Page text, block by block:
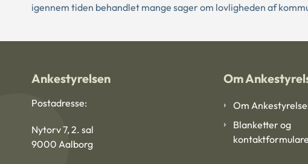
igennem tiden behandlet mange sager om lovligheden af
Ankestyrelsen
Postadresse:
Nytorv 7, 2. sal
9000 Aalborg
Om
Om
Blanketter og